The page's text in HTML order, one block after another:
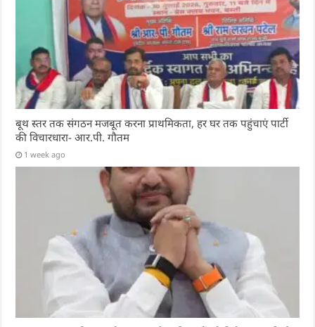
बूथ स्तर तक संगठन मजबूत करना प्राथमिकता, हर घर तक पहुंचाएं पार्टी
की विचारधारा- आर.पी. गौतम
1 week ago